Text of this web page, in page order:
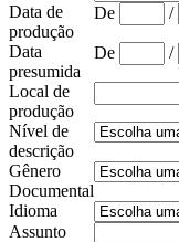
Data de
produção
De /
Data
presumida
De /
Local de
produção
Nível de
descrição
Gênero
Documental
Idioma
Assunto